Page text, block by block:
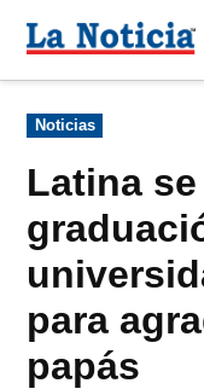
Para mantenerte
contenido
Publicado
en
Noticias
Latina
para
papás